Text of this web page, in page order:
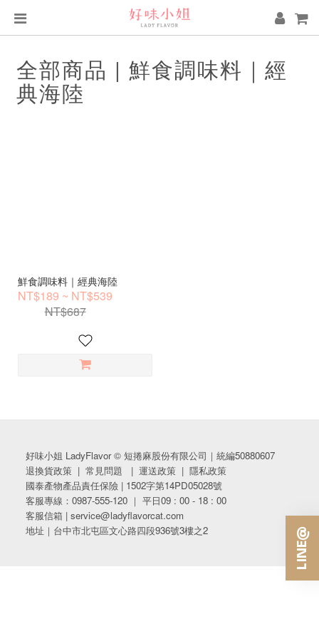
全部商品 | 鮮食調味料｜經
典海陸
鮮食調味料｜經典海陸
NT$189 ~ NT$539
NT$687
好味小姐 LadyFlavor © 短捲麻股份有限公司｜統編50880607
退換貨政策| 常見問題 | 運送政策| 隱私政策
國泰產物產品責任保險 | 1502字第14PD05028號
客服專線：0987-555-120 ｜ 平日09 : 00 - 18 : 00
客服信箱 | service@ladyflavorcat.com
地址｜台中市北屯區文心路四段936號3樓之2